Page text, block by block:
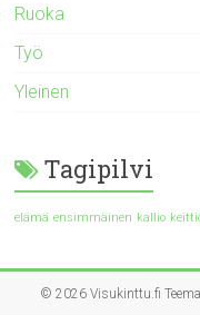
Ruoka
Työ
Yleinen
Tagipilvi
elämä ensimmäinen kallio
© 2026 Visukinttu.fi